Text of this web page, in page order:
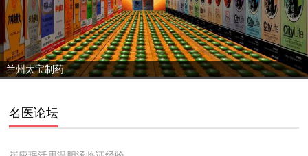
兰州太宝制药
名医论坛